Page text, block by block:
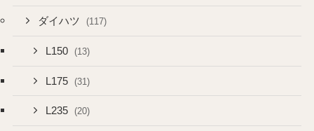
ダイハツ (117)
L150 (13)
L175 (31)
L235 (20)